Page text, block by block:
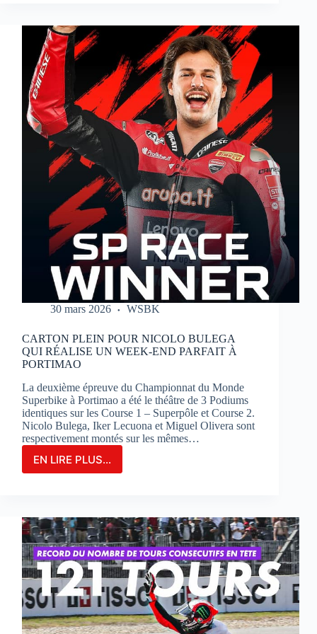
#1
PARTIRA
EN
POSITION
POUR
LA
3ÈME
FOIS
CONSÉCUTIVE
AUX
HEURES
MOTOS
SUR
LE
CIRCUIT
BUGATTI
LE
MANS
30 mars 2026 WSBK
CARTON PLEIN POUR NICOLO BULEGA
QUI RÉALISE UN WEEK-END PARFAIT À
PORTIMAO
La deuxième épreuve du Championnat du Monde
Superbike à Portimao a été le théâtre de 3 Podiums
identiques sur les Course 1 – Superpôle et Course 2.
Nicolo Bulega, Iker Lecuona et Miguel Olivera sont
respectivement montés sur les mêmes…
EN LIRE PLUS...
CARTON
BULEGA
QUI
RÉALISE
UN
WEEK-
END
PARFAIT
À
PORTIMAO